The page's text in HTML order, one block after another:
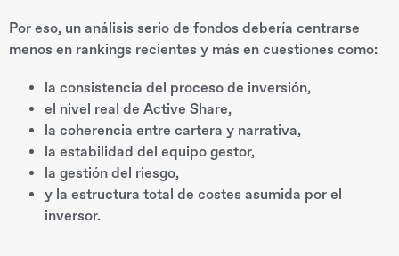
Por eso, un análisis serio de fondos debería centrarse
menos en rankings recientes y más en cuestiones como:
la consistencia del proceso de inversión,
el nivel real de Active Share,
la coherencia entre cartera y narrativa,
la estabilidad del equipo gestor,
la gestión del riesgo,
y la estructura total de costes asumida por el
inversor.